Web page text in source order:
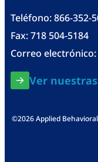
Teléfono:866-352-
Fax: 718 504-5184
Correo electrónico:
Ver
©2026 Applied